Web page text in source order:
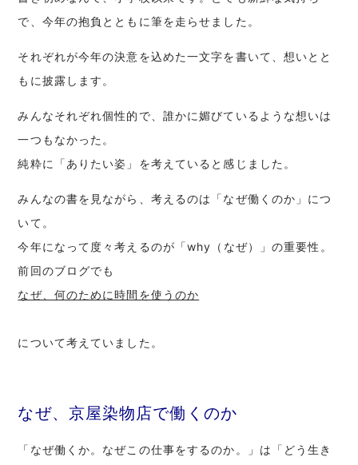
で、今年の抱負とともに筆を走らせました。
それぞれが今年の決意を込めた一文字を書いて、想いとと
もに披露します。
みんなそれぞれ個性的で、誰かに媚びているような想いは
一つもなかった。
純粋に「ありたい姿」を考えていると感じました。
みんなの書を見ながら、考えるのは「なぜ働くのか」につ
いて。
今年になって度々考えるのが「why（なぜ）」の重要性。
前回のブログでも
なぜ、何のために時間を使うのか
について考えていました。
なぜ、京屋染物店で働くのか
「なぜ働くか。なぜこの仕事をするのか。」は「どう生き